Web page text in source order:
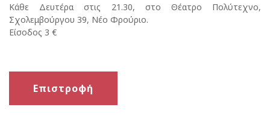
Κάθε Δευτέρα στις 21.30, στο Θέατρο Πολύτεχνο,
Σχολεμβούργου 39, Νέο Φρούριο.
Είσοδος 3 €
Επιστροφή